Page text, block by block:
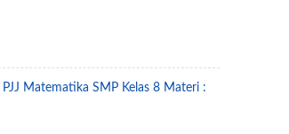
Matematika SMP Kelas 8 Materi :